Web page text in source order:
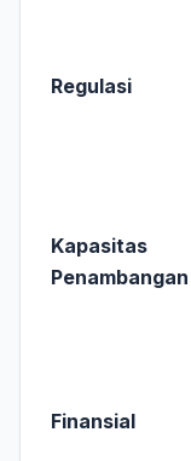
Regulasi
Kapasitas
Penambangan
Finansial